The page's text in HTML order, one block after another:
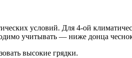
условий. Для 4-ой
учитывать — ниже донца
высокие грядки.